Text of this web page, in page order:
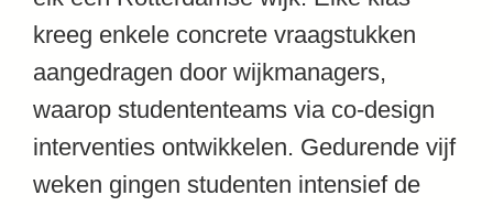
kreeg enkele concrete vraagstukken
aangedragen door wijkmanagers,
waarop studententeams via co-design
interventies ontwikkelen. Gedurende vijf
weken gingen studenten intensief de